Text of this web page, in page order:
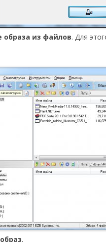
образа из файлов. Для
.